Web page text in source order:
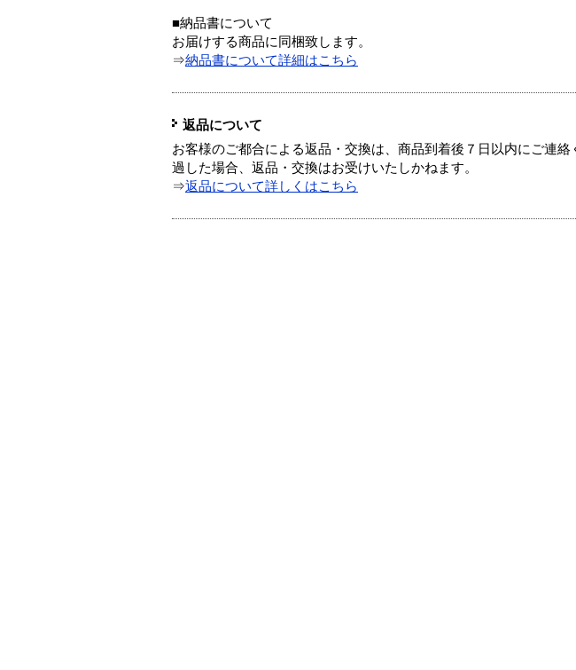
■納品書について
お届けする商品に同梱致します。
⇒納品書について詳細はこちら
返品について
お客様のご都合による返品・交換は、商品到着後７日以内にご連
過した場合、返品・交換はお受けいたしかねます。
⇒返品について詳しくはこちら